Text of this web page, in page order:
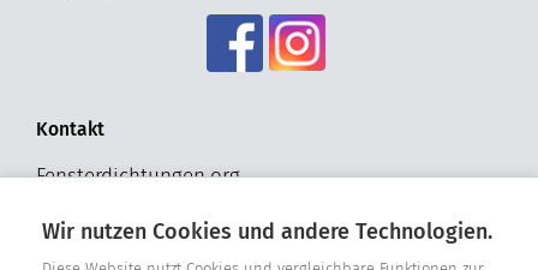
Kontakt
Fensterdichtungen.org
D - 33181 Bad Wünnenberg
Wir nutzen Cookies und andere Technologien.